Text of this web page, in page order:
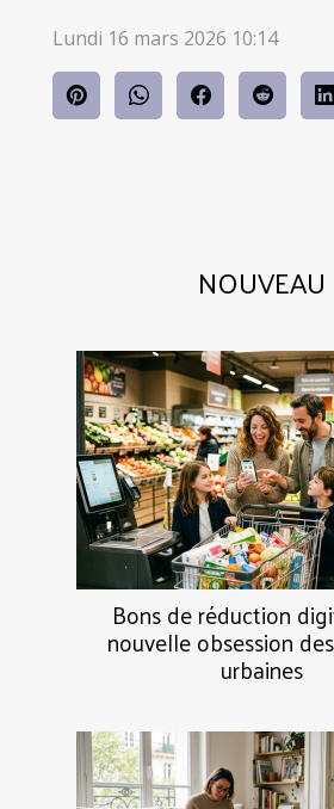
NOUVEAU
Bons de réduction
nouvelle obsession
urbaines
Lundi 16 mars 2026 10:14